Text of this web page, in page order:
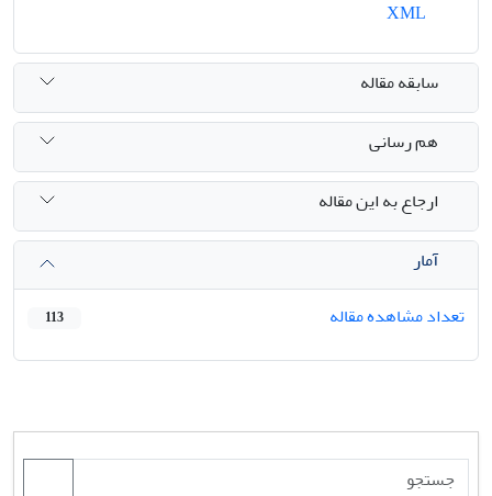
سابقه مقاله
هم رسانی
ارجاع به این مقاله
آمار
تعداد مشاهده مقاله
113